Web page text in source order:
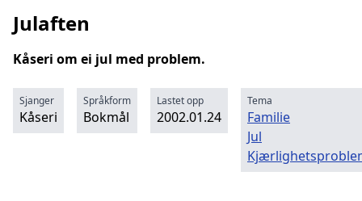
Julaften
Kåseri om ei jul med problem.
Sjanger
Kåseri
Språkform
Bokmål
Lastet opp
2002.01.24
Tema
Familie
Jul